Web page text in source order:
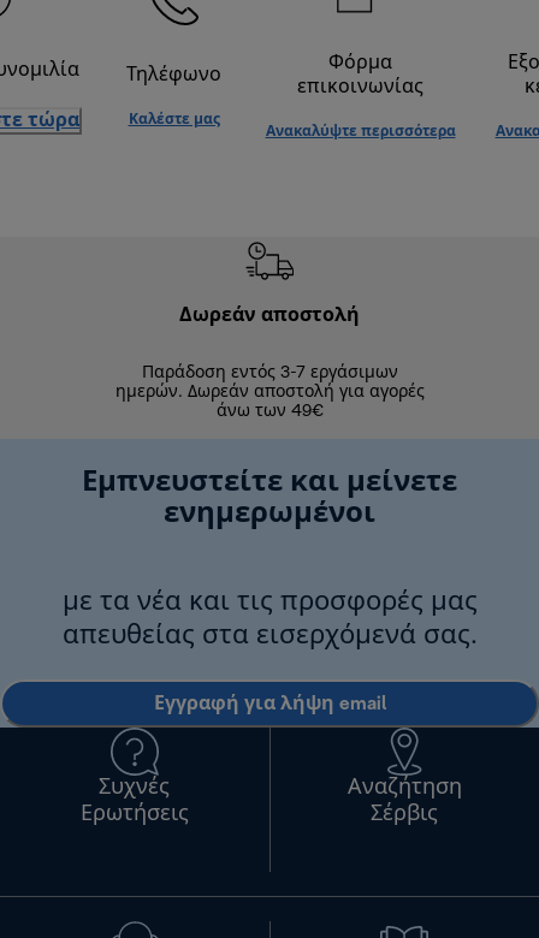
τώρα
Τηλέφωνο
Καλέστε μας
Φόρμα
επικοινωνίας
Ανακαλύψτε περισσότερα
Δωρεάν αποστολή
Παράδοση εντός 3-7 εργάσιμων
ημερών. Δωρεάν αποστολή για αγορές
άνω των 49€
Εμπνευστείτε και μείνετε
ενημερωμένοι
με τα νέα και τις προσφορές μας
απευθείας στα εισερχόμενά σας.
Εγγραφή για λήψη email
Συχνές
Ερωτήσεις
Αναζήτηση
Σέρβις